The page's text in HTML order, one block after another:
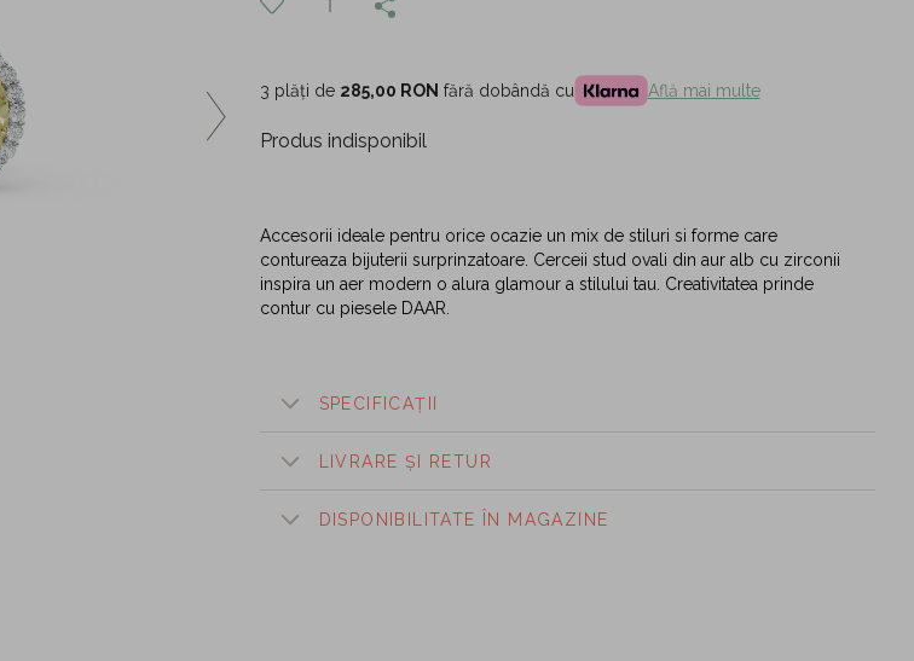
3 plăți de 285,00 RON fără dobândă cu Află mai multe
Produs indisponibil
Accesorii ideale pentru orice ocazie un mix de stiluri si forme care
contureaza bijuterii surprinzatoare. Cerceii stud ovali din aur alb cu zirconii
inspira un aer modern o alura glamour a stilului tau. Creativitatea prinde
contur cu piesele DAAR.
SPECIFICAȚII
LIVRARE ȘI RETUR
DISPONIBILITATE ÎN MAGAZINE